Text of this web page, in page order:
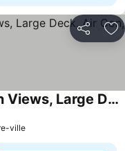
Partager
3 Bed Townhouse, Mountain Views, Large Deck, Air Con, Garage
ville